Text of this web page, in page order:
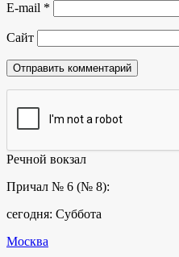
E-mail *
Сайт
Речной вокзал
Причал № 6 (№ 8):
сегодня: Суббота
Москва